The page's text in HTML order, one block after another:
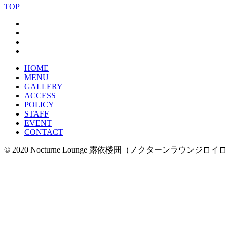
TOP
HOME
MENU
GALLERY
ACCESS
POLICY
STAFF
EVENT
CONTACT
© 2020 Nocturne Lounge 露依楼囲（ノクターンラウンジロイ